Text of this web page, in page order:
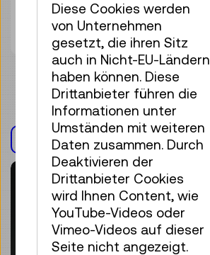
25 Plätze frei
€ 5,50
AUSSTELLUNG(EN)
Diese Cookies werden
von Unternehmen
gesetzt, die ihren Sitz
auch in Nicht-EU-Ländern
haben können. Diese
Drittanbieter führen die
Informationen unter
Umständen mit weiteren
Daten zusammen. Durch
Deaktivieren der
Drittanbieter Cookies
wird Ihnen Content, wie
YouTube-Videos oder
Vimeo-Videos auf dieser
Seite nicht angezeigt.